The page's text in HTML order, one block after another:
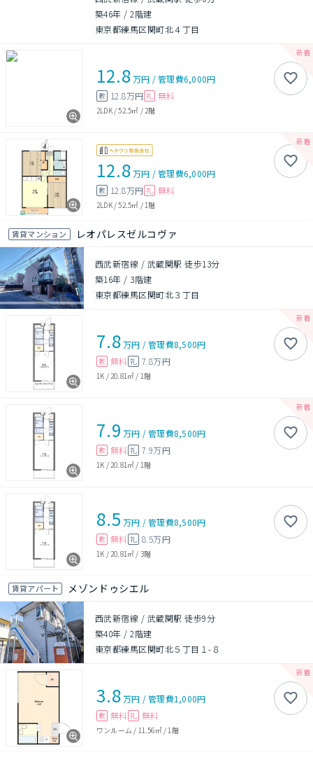
築46年 /2階建
東京都練馬区関町北４丁目
12.8万円 /管理費6,000円
敷 12.8万円 礼 無料
2LDK/52.5㎡ / 2階
12.8万円 /管理費6,000円
敷 12.8万円 礼 無料
2LDK/52.5㎡ /1階
賃貸マンション レオパレスゼルコヴァ
西武新宿線 / 武蔵関駅 徒歩13分
築16年 / 3階建
東京都練馬区関町北３丁目
7.8万円 /管理費8,500円
敷 無料 礼 7.8万円
1K / 20.81㎡ / 1階
7.9 万円 /管理費8,500円
敷 無料 礼 7.9万円
1K / 20.81㎡ / 1階
8.5 万円 /管理費8,500円
敷 無料 礼 8.5万円
1K / 20.81㎡ / 3階
賃貸アパート メゾンドゥシエル
西武新宿線 / 武蔵関駅 徒歩9分
築40年 /2階建
東京都練馬区関町北５丁目１-８
3.8万円 /管理費1,000円
敷 無料 礼 無料
ワンルーム / 11.56㎡/ 1階